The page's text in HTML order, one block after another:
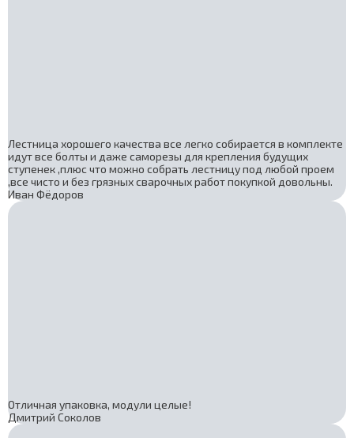
Лестница хорошего качества все легко собирается в комплекте
идут все болты и даже саморезы для крепления будущих
ступенек ,плюс что можно собрать лестницу под любой проем
,все чисто и без грязных сварочных работ покупкой довольны.
Иван Фёдоров
Отличная упаковка, модули целые!
Дмитрий Соколов